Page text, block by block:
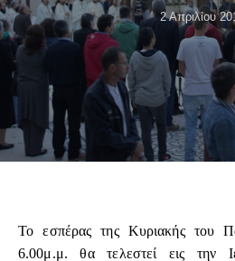
2 Απριλίου
Το εσπέρας της Κυριακής του
6.00μ.μ. θα τελεστεί εις την